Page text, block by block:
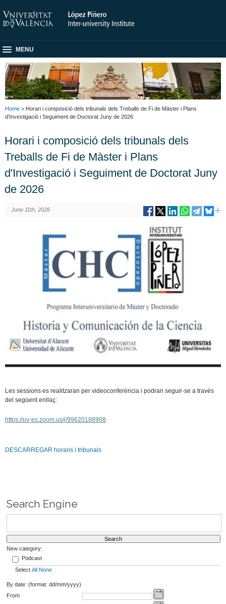
MENU
Home > Horari i composició dels tribunals dels Treballs de Fi de Màster i Plans
d'Investigació i Seguiment de Doctorat Juny de 2026
Horari i composició dels tribunals dels
Treballs de Fi de Màster i Plans
d'Investigació i Seguiment de Doctorat Juny
de 2026
June 11th, 2026
Les sessions es realitzaran per videoconferència i podran seguir-se a través
del següent enllaç:
https://uv-es.zoom.us/j/99620188908
DESCARREGAR horaris i tribunals
Search Engine
New category:
Podcast
Select All None
By date: (format: dd/mm/yyyy)
From